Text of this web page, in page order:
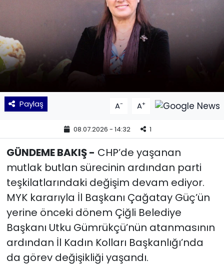
Paylaş A- A+
08.07.2026 - 14:32 1
GÜNDEME BAKIŞ - CHP’de yaşanan
mutlak butlan sürecinin ardından parti
teşkilatlarındaki değişim devam ediyor.
MYK kararıyla İl Başkanı Çağatay Güç’ün
yerine önceki dönem Çiğli Belediye
Başkanı Utku Gümrükçü’nün atanmasının
ardından İl Kadın Kolları Başkanlığı’nda
da görev değişikliği yaşandı.
MAGAZİN
POLİTİKA
SAĞLIK
Siyaset
TEKNOLOJİ
Yaşam
YEREL POLİTİKA
YEREL YÖNETİMLER
Yurt